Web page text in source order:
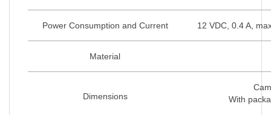
Power Consumption and Current 12 VDC, 0.4 A,
Material
Dimensions
With